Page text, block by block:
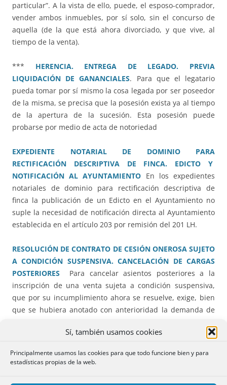
Sí, también usamos cookies
Principalmente usamos las cookies para que todo funcione bien y para
estadísticas propias de la web.
particular”. A la vista de ello, puede, el esposo-comprador,
vender ambos inmuebles, por sí solo, sin el concurso de
aquella (de la que está ahora divorciado, y que vive, al
tiempo de la venta).
*** HERENCIA. ENTREGA DE LEGADO. PREVIA
LIQUIDACIÓN DE GANANCIALES. Para que el legatario
pueda tomar por sí mismo la cosa legada por ser poseedor
de la misma, se precisa que la posesión exista ya al tiempo
de la apertura de la sucesión. Esta posesión puede
probarse por medio de acta de notoriedad
EXPEDIENTE NOTARIAL DE DOMINIO PARA
RECTIFICACIÓN DESCRIPTIVA DE FINCA. EDICTO Y
NOTIFICACIÓN AL AYUNTAMIENTO En los expedientes
notariales de dominio para rectificación descriptiva de
finca la publicación de un Edicto en el Ayuntamiento no
suple la necesidad de notificación directa al Ayuntamiento
establecida en el artículo 203 por remisión del 201 LH.
RESOLUCIÓN DE CONTRATO DE CESIÓN ONEROSA SUJETO
A CONDICIÓN SUSPENSIVA. CANCELACIÓN DE CARGAS
POSTERIORES
Para cancelar asientos posteriores a la
inscripción de una venta sujeta a condición suspensiva,
que por su incumplimiento ahora se resuelve, exige, bien
que se hubiera anotado con anterioridad la demanda de
titulares de los indicados asientos en el procedimiento de
CUOTAS INDIVISAS DE UNA FINCA. OPOSICIÓN DEL